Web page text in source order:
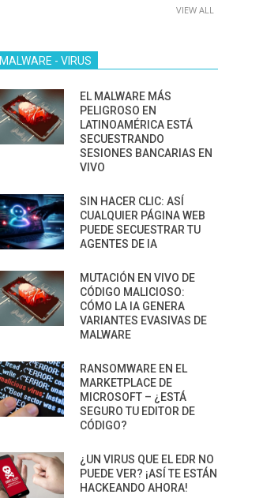
VIEW ALL
MALWARE - VIRUS
EL MALWARE MÁS
PELIGROSO EN
LATINOAMÉRICA ESTÁ
SECUESTRANDO
SESIONES BANCARIAS EN
VIVO
SIN HACER CLIC: ASÍ
CUALQUIER PÁGINA WEB
PUEDE SECUESTRAR TU
AGENTES DE IA
MUTACIÓN EN VIVO DE
CÓDIGO MALICIOSO:
CÓMO LA IA GENERA
VARIANTES EVASIVAS DE
MALWARE
RANSOMWARE EN EL
MARKETPLACE DE
MICROSOFT – ¿ESTÁ
SEGURO TU EDITOR DE
CÓDIGO?
¿UN VIRUS QUE EL EDR NO
PUEDE VER? ¡ASÍ TE ESTÁN
HACKEANDO AHORA!